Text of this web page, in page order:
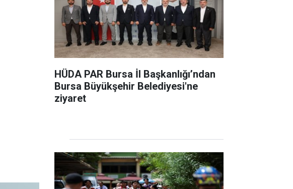
HÜDA PAR Bursa İl Başkanlığı’ndan
Bursa Büyükşehir Belediyesi'ne
ziyaret